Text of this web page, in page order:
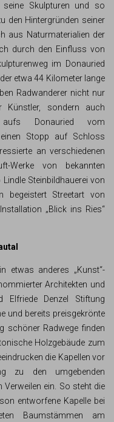
Skulpturen und so
den Hintergründen seiner
aus Naturmaterialien der
durch den Einfluss von
im Donauried
etwa 44 Kilometer lange
Radwanderer nicht nur
Künstler, sondern auch
Donauried vom
Stopp auf Schloss
an verschiedenen
Werke von bekannten
Steinbildhauerei von
begeistert Streetart von
„Blick ins Ries“
etwas anderes „Kunst“-
Architekten und
Elfriede Denzel Stiftung
und bereits preisgekrönte
schöner Radwege finden
Holzgebäude zum
die Kapellen vor
zu den umgebenden
Verweilen ein. So steht die
entworfene Kapelle bei
Baumstämmen am